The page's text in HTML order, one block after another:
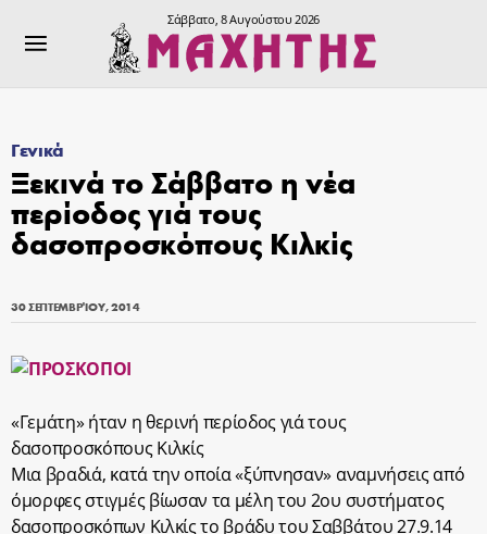
Σάββατο, 8 Αυγούστου 2026
Γενικά
Ξεκινά το Σάββατο η νέα
περίοδος γιά τους
δασοπροσκόπους Κιλκίς
30 ΣΕΠΤΕΜΒΡΊΟΥ, 2014
«Γεμάτη» ήταν η θερινή περίοδος γιά τους
δασοπροσκόπους Κιλκίς
Μια βραδιά, κατά την οποία «ξύπνησαν» αναμνήσεις από
όμορφες στιγμές βίωσαν τα μέλη του 2ου συστήματος
δασοπροσκόπων Κιλκίς το βράδυ του Σαββάτου 27.9.14